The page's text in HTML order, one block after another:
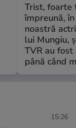
Trist, foarte
împreună,
noastră
lui Mungiu,
TVR au
până când
15:26